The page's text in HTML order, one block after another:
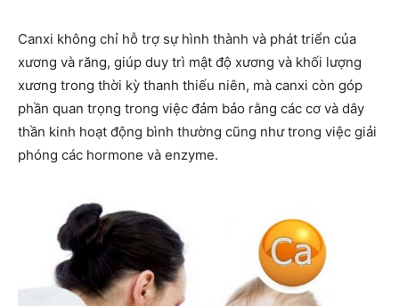
Canxi không chỉ hỗ trợ sự hình thành và phát triển của
xương và răng, giúp duy trì mật độ xương và khối lượng
xương trong thời kỳ thanh thiếu niên, mà canxi còn góp
phần quan trọng trong việc đảm bảo rằng các cơ và dây
thần kinh hoạt động bình thường cũng như trong việc giải
phóng các hormone và enzyme.